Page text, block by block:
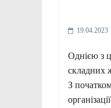
19.04.2023
Однією з
складних
З